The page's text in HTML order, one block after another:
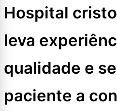
Hospital
leva
qualidade e
paciente a